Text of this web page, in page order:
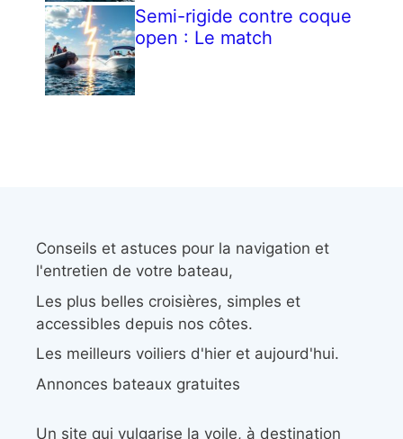
Semi-rigide contre coque
open : Le match
Conseils et astuces pour la navigation et
l'entretien de votre bateau,
Les plus belles croisières, simples et
accessibles depuis nos côtes.
Les meilleurs voiliers d'hier et aujourd'hui.
Annonces bateaux gratuites
Un site qui vulgarise la voile, à destination